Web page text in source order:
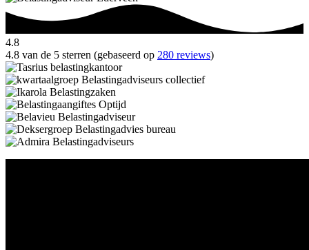
4.8
4.8 van de 5 sterren (gebaseerd op 280 reviews)